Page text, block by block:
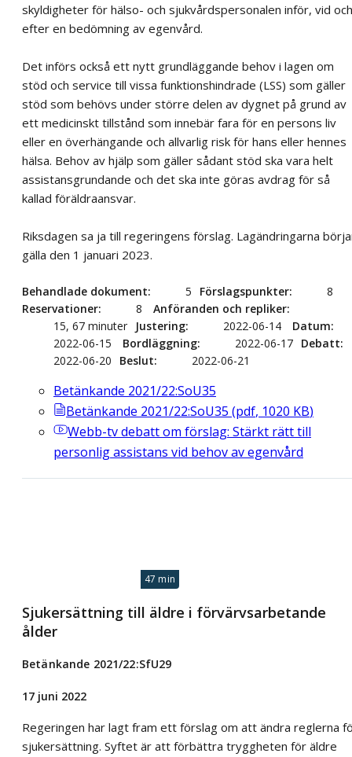
skyldigheter för hälso- och sjukvårdspersonalen inför, vid och
efter en bedömning av egenvård.
Det införs också ett nytt grundläggande behov i lagen om
stöd och service till vissa funktionshindrade (LSS) som gäller
stöd som behövs under större delen av dygnet på grund av
ett medicinskt tillstånd som innebär fara för en persons liv
eller en överhängande och allvarlig risk för hans eller hennes
hälsa. Behov av hjälp som gäller sådant stöd ska vara helt
assistansgrundande och det ska inte göras avdrag för så
kallad föräldraansvar.
Riksdagen sa ja till regeringens förslag. Lagändringarna
gälla den 1 januari 2023.
Behandlade dokument 5 Förslagspunkter
8
Reservationer
8
Anföranden och repliker
15, 67 minuter
Justering 2022-06-14
Datum
2022-06-15
Bordläggning 2022-06-17 Debatt
2022-06-20
Beslut 2022-06-21
Betänkande 2021/22:SoU35
Betänkande 2021/22:SoU35 (pdf, 1020 KB)
Webb-tvdebatt om förslag: Stärkt rätt till
personlig assistans vid behov av egenvård
47 min
Sjukersättning till äldre i förvärvsarbetande
ålder
Betänkande 2021/22:SfU29
17 juni 2022
Regeringen har lagt fram ett förslag om att ändra reglerna
sjukersättning. Syftet är att förbättra tryggheten för äldre